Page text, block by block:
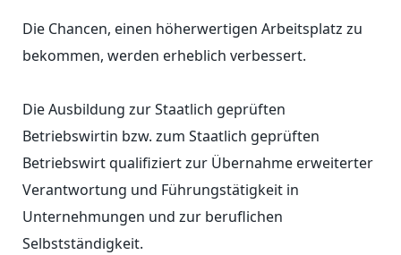
Die Chancen, einen höherwertigen Arbeitsplatz zu
bekommen, werden erheblich verbessert.
Die Ausbildung zur Staatlich geprüften
Betriebswirtin bzw. zum Staatlich geprüften
Betriebswirt qualifiziert zur Übernahme erweiterter
Verantwortung und Führungstätigkeit in
Unternehmungen und zur beruflichen
Selbstständigkeit.